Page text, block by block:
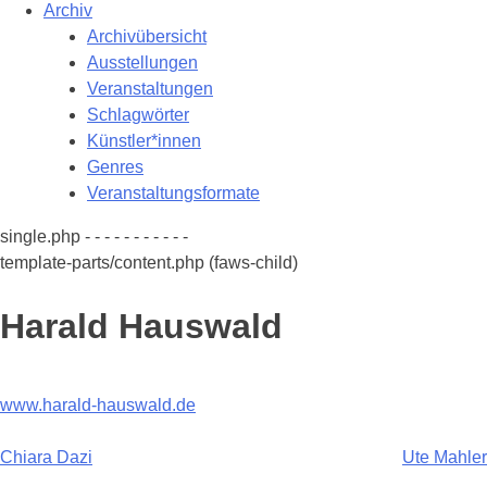
Archiv
Archivübersicht
Ausstellungen
Veranstaltungen
Schlagwörter
Künstler*innen
Genres
Veranstaltungsformate
single.php - - - - - - - - - - -
template-parts/content.php (faws-child)
Harald Hauswald
www.harald-hauswald.de
Beitragsnavigation
Chiara Dazi Ute Mahler